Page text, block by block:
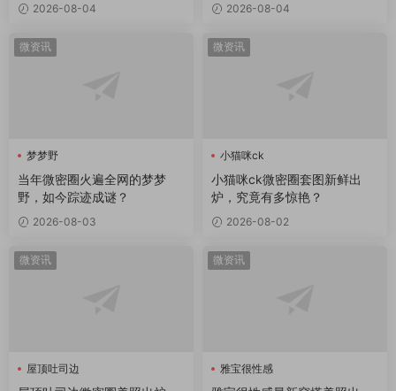
2026-08-04 2026-08-04
微资讯
梦梦野
当年微密圈火遍全网的梦梦
野，如今踪迹成谜？
2026-08-03
微资讯
小猫咪ck
小猫咪ck微密圈套图新鲜出
炉，究竟有多惊艳？
2026-08-02
微资讯
屋顶吐司边
屋顶吐司边微密圈
微资讯
雅宝很性感